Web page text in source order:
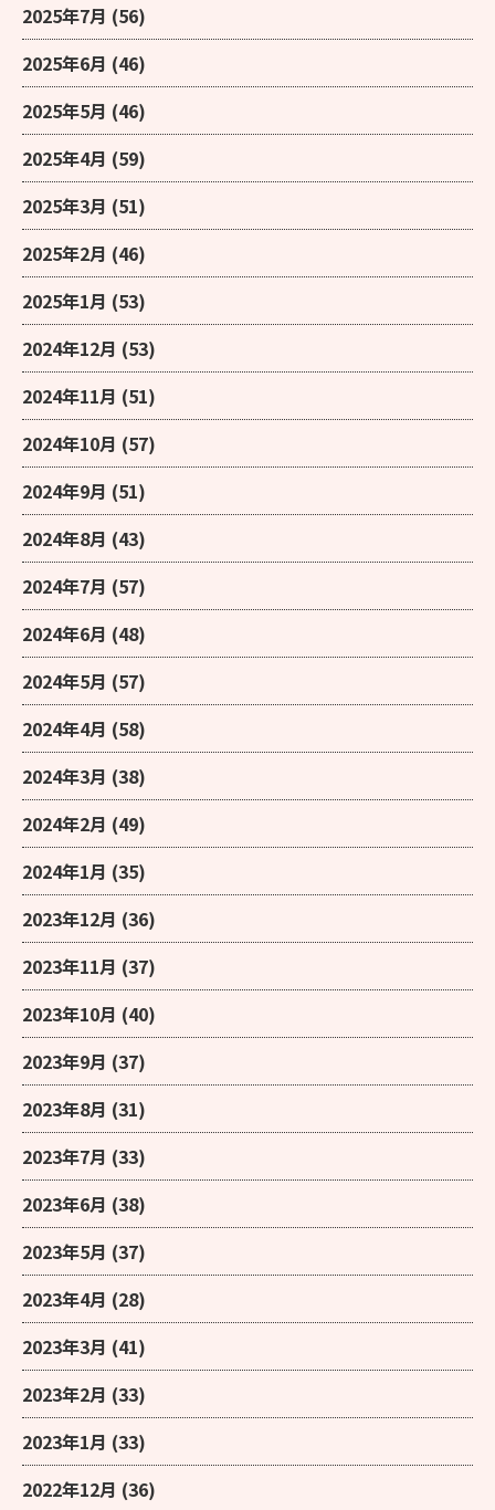
2025年7月 (56)
2025年6月 (46)
2025年5月 (46)
2025年4月 (59)
2025年3月 (51)
2025年2月 (46)
2025年1月 (53)
2024年12月 (53)
2024年11月 (51)
2024年10月 (57)
2024年9月 (51)
2024年8月 (43)
2024年7月 (57)
2024年6月 (48)
2024年5月 (57)
2024年4月 (58)
2024年3月 (38)
2024年2月 (49)
2024年1月 (35)
2023年12月 (36)
2023年11月 (37)
2023年10月 (40)
2023年9月 (37)
2023年8月 (31)
2023年7月 (33)
2023年6月 (38)
2023年5月 (37)
2023年4月 (28)
2023年3月 (41)
2023年2月 (33)
2023年1月 (33)
2022年12月 (36)